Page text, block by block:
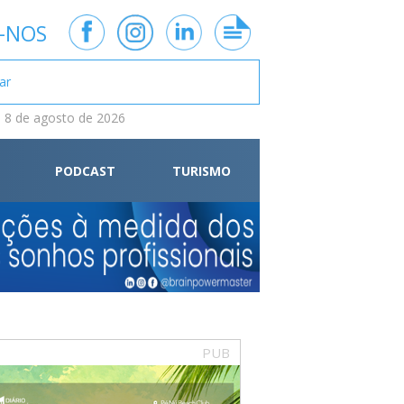
8 de agosto de 2026
PODCAST TURISMO
PUB